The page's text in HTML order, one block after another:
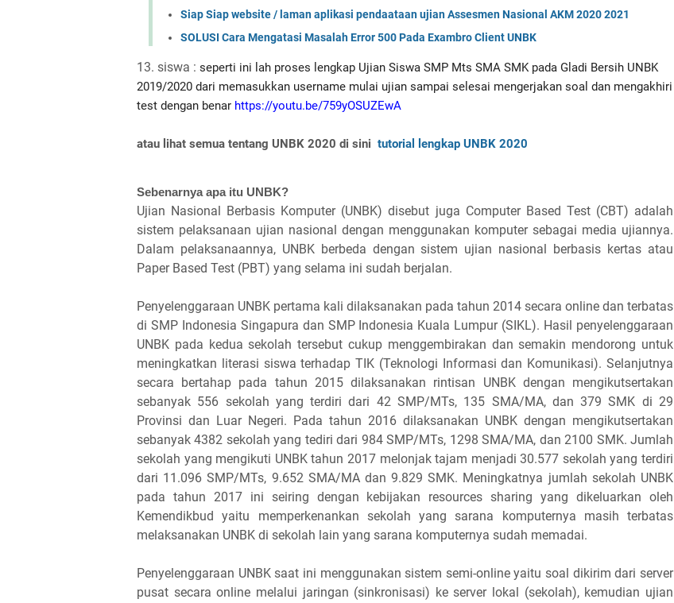
Siap Siap website / laman aplikasi pendaataan ujian Assesmen Nasional AKM 2020 2021
SOLUSI Cara Mengatasi Masalah Error 500 Pada Exambro Client UNBK
13. siswa : seperti ini lah proses lengkap Ujian Siswa SMP Mts SMA SMK pada Gladi Bersih UNBK
2019/2020 dari memasukkan username mulai ujian sampai selesai mengerjakan soal dan mengakhiri
test dengan benar https://youtu.be/759yOSUZEwA
atau lihat semua tentang UNBK 2020 di sini tutorial lengkap UNBK 2020
Sebenarnya apa itu UNBK?
Ujian Nasional Berbasis Komputer (UNBK) disebut juga Computer Based Test (CBT) adalah
sistem pelaksanaan ujian nasional dengan menggunakan komputer sebagai media ujiannya.
Dalam pelaksanaannya, UNBK berbeda dengan sistem ujian nasional berbasis kertas atau
Paper Based Test (PBT) yang selama ini sudah berjalan.
Penyelenggaraan UNBK pertama kali dilaksanakan pada tahun 2014 secara online dan terbatas
di SMP Indonesia Singapura dan SMP Indonesia Kuala Lumpur (SIKL). Hasil penyelenggaraan
UNBK pada kedua sekolah tersebut cukup menggembirakan dan semakin mendorong untuk
meningkatkan literasi siswa terhadap TIK (Teknologi Informasi dan Komunikasi). Selanjutnya
secara bertahap pada tahun 2015 dilaksanakan rintisan UNBK dengan mengikutsertakan
sebanyak 556 sekolah yang terdiri dari 42 SMP/MTs, 135 SMA/MA, dan 379 SMK di 29
Provinsi dan Luar Negeri. Pada tahun 2016 dilaksanakan UNBK dengan mengikutsertakan
sebanyak 4382 sekolah yang tediri dari 984 SMP/MTs, 1298 SMA/MA, dan 2100 SMK. Jumlah
sekolah yang mengikuti UNBK tahun 2017 melonjak tajam menjadi 30.577 sekolah yang terdiri
dari 11.096 SMP/MTs, 9.652 SMA/MA dan 9.829 SMK. Meningkatnya jumlah sekolah UNBK
pada tahun 2017 ini seiring dengan kebijakan resources sharing yang dikeluarkan oleh
Kemendikbud yaitu memperkenankan sekolah yang sarana komputernya masih terbatas
melaksanakan UNBK di sekolah lain yang sarana komputernya sudah memadai.
Penyelenggaraan UNBK saat ini menggunakan sistem semi-online yaitu soal dikirim dari server
pusat secara online melalui jaringan (sinkronisasi) ke server lokal (sekolah), kemudian ujian